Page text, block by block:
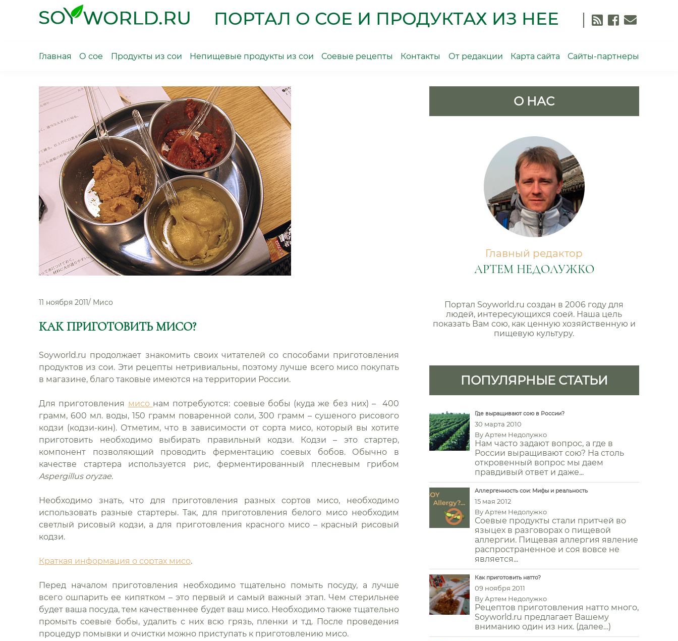
ПОРТАЛ О СОЕ И ПРОДУКТАХ ИЗ НЕЕ
Главная О сое Продукты из сои Непищевые продукты из сои Соевые рецепты Контакты От редакции Карта сайта Сайты-партнеры
11 ноября 2011/ Мисо
КАК ПРИГОТОВИТЬ МИСО?
Soyworld.ru продолжает знакомить своих читателей со способами приготовления
продуктов из сои. Эти рецепты нетривиальны, поэтому лучше всего мисо покупать
в магазине, благо таковые имеются на территории России.
Для приготовления мисо нам потребуются: соевые бобы (куда же без них) – 400
грамм, 600 мл. воды, 150 грамм поваренной соли, 300 грамм – сушеного рисового
кодзи (кодзи-кин). Отметим, что в зависимости от сорта мисо, который вы хотите
приготовить необходимо выбирать правильный кодзи. Кодзи – это стартер,
компонент позволяющий проводить ферментацию соевых бобов. Обычно в
качестве стартера используется рис, ферментированный плесневым грибом
Aspergillus oryzae.
Необходимо знать, что для приготовления разных сортов мисо, необходимо
использовать разные стартеры. Так, для приготовления белого мисо необходим
светлый рисовый кодзи, а для приготовления красного мисо – красный рисовый
кодзи.
Краткая информация о сортах мисо.
Перед началом приготовления необходимо тщательно помыть посуду, а лучше
всего ошпарить ее кипятком – это первый и самый важный этап. Чем стерильнее
будет ваша посуда, тем качественнее будет ваш мисо. Необходимо также тщательно
промыть соевые бобы, удалить с них всю грязь, пленки и т.д. После проведения
процедур помывки и очистки можно приступать к приготовлению мисо.
О НАС
Главный редактор
АРТЕМ НЕДОЛУЖКО
Портал Soyworld.ru создан в 2006 году для
людей, интересующихся соей. Наша цель
показать Вам сою, как ценную хозяйственную и
пищевую культуру.
ПОПУЛЯРНЫЕ СТАТЬИ
Где выращивают сою в России?
30 марта 2010
By Артем Недолужко
Нам часто задают вопрос, а где в
России выращивают сою? На столь
откровенный вопрос мы даем
правдивый ответ и даже...
Аллергенность сои: Мифы и реальность
15 мая 2012
By Артем Недолужко
Соевые продукты стали притчей во
языцех в разговорах о пищевой
аллергии. Пищевая аллергия явление
распространенное и соя вовсе не
является...
Как приготовить натто?
09 ноября 2011
By Артем Недолужко
Рецептов приготовления натто много,
Soyworld.ru предлагает Вашему
вниманию один из них. (далее…)